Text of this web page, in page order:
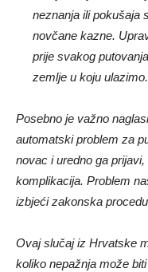
neznanja ili pokušaja
novčane kazne.
prije svakog
zemlje u koju ulazimo.
Posebno je važno
automatski problem za
novac i uredno ga
komplikacija. Problem
izbjeći zakonska
Ovaj slučaj iz Hrvatske
koliko nepažnja može